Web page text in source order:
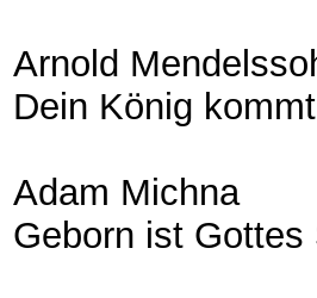
Arnold
Dein König kommt
Adam Michna
Geborn ist Gottes